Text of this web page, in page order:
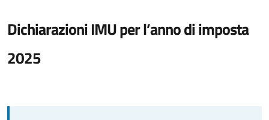
Dichiarazioni IMU per l’anno di imposta
2025